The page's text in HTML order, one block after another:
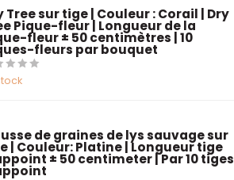
Tree sur tige | Couleur : Corail | Dry
Pique-fleur | Longueur de la
fleur ± 50 centimètres | 10
fleurs par bouquet
de graines de lys sauvage sur
| Couleur: Platine | Longueur tige
± 50 centimeter | Par 10 tiges